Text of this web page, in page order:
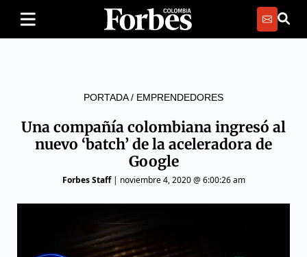
PORTADA/ EMPRENDEDORES
Una compañía colombiana ingresó al
nuevo ‘batch’ de la aceleradora de
Google
Forbes Staff| noviembre 4, 2020 @ 6:00:26 am